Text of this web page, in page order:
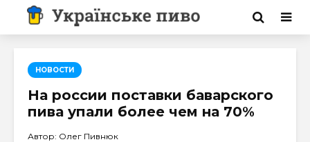
НОВОСТИ
На россии поставки баварского
пива упали более чем на 70%
Автор: Олег Пивнюк